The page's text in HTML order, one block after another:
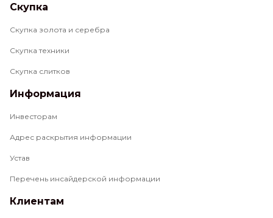
Скупка
Скупка золота и серебра
Скупка техники
Скупка слитков
Информация
Инвесторам
Адрес раскрытия информации
Устав
Перечень инсайдерской информации
Клиентам